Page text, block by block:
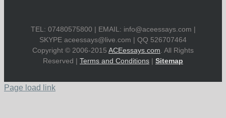
TEL: 07480575800 | EMAIL: info@aceessays.com |
SKYPE aceessays@live.com | QQ 526707464
Copyright © 2006-2015 ACEessays.com . All Rights
Reserved | Terms and Conditions | Sitemap
Page load link